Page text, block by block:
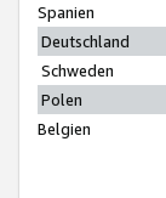
Spanien
Deutschland
Schweden
Polen
Belgien